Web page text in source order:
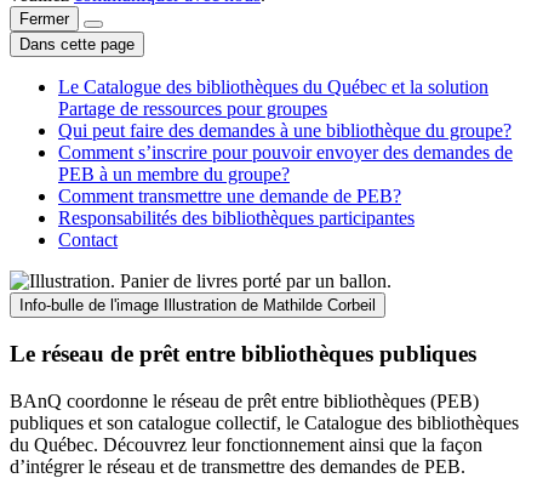
Fermer
Dans cette page
Le Catalogue des bibliothèques du Québec et la solution
Partage de ressources pour groupes
Qui peut faire des demandes à une bibliothèque du groupe?
Comment s’inscrire pour pouvoir envoyer des demandes de
PEB à un membre du groupe?
Comment transmettre une demande de PEB?
Responsabilités des bibliothèques participantes
Contact
Info-bulle de l'image Illustration de Mathilde Corbeil
Le réseau de prêt entre bibliothèques publiques
BAnQ coordonne le réseau de prêt entre bibliothèques (PEB)
publiques et son catalogue collectif, le Catalogue des bibliothèques
du Québec. Découvrez leur fonctionnement ainsi que la façon
d’intégrer le réseau et de transmettre des demandes de PEB.